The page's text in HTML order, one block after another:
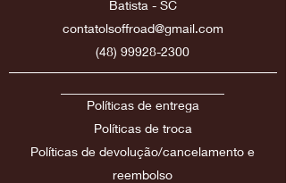
Batista - SC
contatolsoffroad@gmail.com
(48) 99928-2300
Políticas de entrega
Políticasde troca
Políticas de devolução/cancelamento e
reembolso